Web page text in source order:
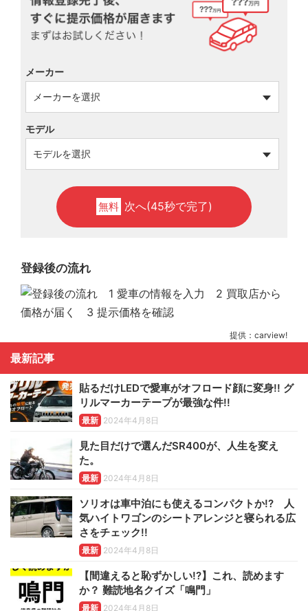
メーカー
モデル
無料 次へ(45秒で完了)
登録後の流れ
提供：carview!
最新記事
貼るだけLEDで愛車がオフロード顔に変身!! グ
リルマーカーテープが最強な件!!
最新 2024年4月8日
見た目だけで選んだSR400が、人生を変え
た。
最新 2024年4月8日
ソリオは車中泊にも使えるコンパクトか!? 人
気ハイトワゴンのシートアレンジと寝られる広
さをチェック!!
最新 2024年4月8日
【間違えると恥ずかしい!?】これ、読めます
か？ 難読地名クイズ「鳴門」
最新 2024年4月8日